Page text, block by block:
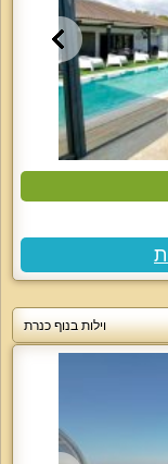
וילות בנוף כנרת